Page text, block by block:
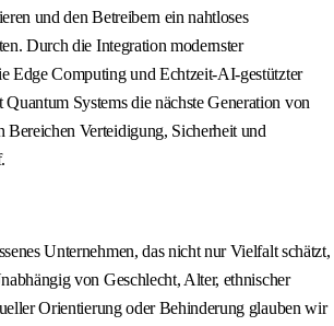
und den Betreibern ein nahtloses
Durch die Integration modernster
Edge Computing und Echtzeit-AI-gestützter
Systems die nächste Generation von
Verteidigung, Sicherheit und
Unternehmen, das nicht nur Vielfalt schätzt,
von Geschlecht, Alter, ethnischer
Orientierung oder Behinderung glauben wir